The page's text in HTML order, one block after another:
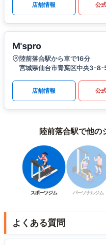
店舗情報 公
M'spro
陸前落合駅から車で16分
宮城県仙台市青葉区中央3-8-
店舗情報 公
陸前落合駅で他の
スポーツジム パーソナルジム
よくある質問